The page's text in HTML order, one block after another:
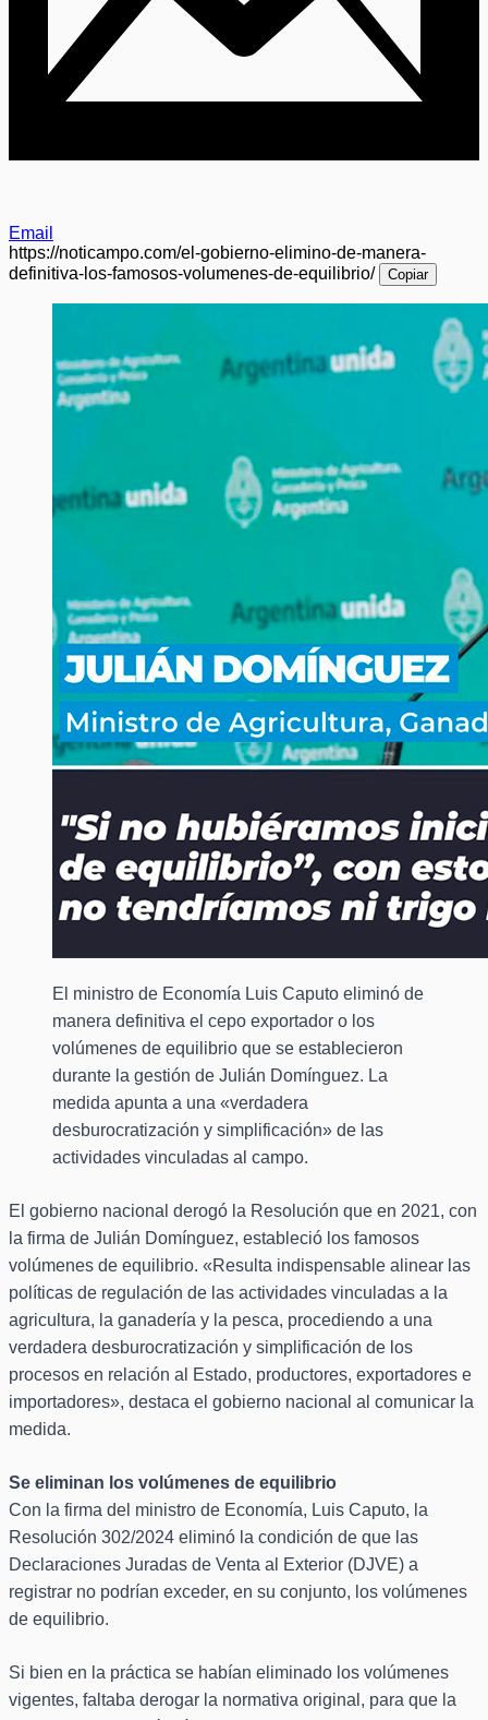
Email
https://noticampo.com/el-gobierno-elimino-de-manera-
definitiva-los-famosos-volumenes-de-equilibrio/
Copiar
El ministro de Economía Luis Caputo eliminó de
manera definitiva el cepo exportador o los
volúmenes de equilibrio que se establecieron
durante la gestión de Julián Domínguez. La
medida apunta a una «verdadera
desburocratización y simplificación» de las
actividades vinculadas al campo.
El gobierno nacional derogó la Resolución que en 2021, con
la firma de Julián Domínguez, estableció los famosos
volúmenes de equilibrio. «Resulta indispensable alinear las
políticas de regulación de las actividades vinculadas a la
agricultura, la ganadería y la pesca, procediendo a una
verdadera desburocratización y simplificación de los
procesos en relación al Estado, productores, exportadores e
importadores», destaca el gobierno nacional al comunicar la
medida.
Se eliminan los volúmenes de equilibrio
Con la firma del ministro de Economía, Luis Caputo, la
Resolución 302/2024 eliminó la condición de que las
Declaraciones Juradas de Venta al Exterior (DJVE) a
registrar no podrían exceder, en su conjunto, los volúmenes
de equilibrio.
Si bien en la práctica se habían eliminado los volúmenes
vigentes, faltaba derogar la normativa original, para que la